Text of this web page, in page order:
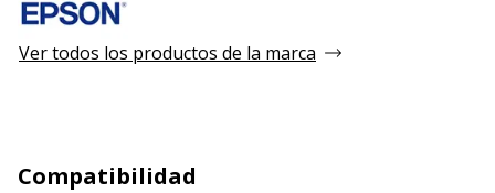
Ver todos los productos de la marca
Compatibilidad